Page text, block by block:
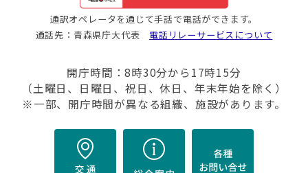
通訳オペレータを通じて手話で電話ができます。
通話先：青森県庁大代表 電話リレーサービスについて
開庁時間：8時30分から17時15分
（土曜日、日曜日、祝日、休日、年末年始を除く）
※一部、開庁時間が異なる組織、施設があります。